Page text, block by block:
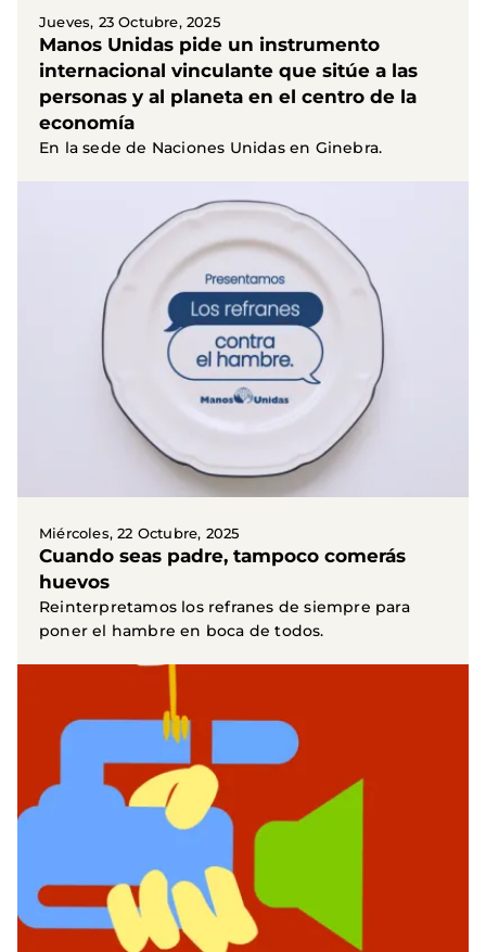
Jueves, 23 Octubre, 2025
Manos Unidas pide un instrumento
internacional vinculante que sitúe a las
personas y al planeta en el centro de la
economía
En la sede de Naciones Unidas en Ginebra.
Miércoles, 22 Octubre, 2025
Cuando seas padre, tampoco comerás
huevos
Reinterpretamos los refranes de siempre para
poner el hambre en boca de todos.